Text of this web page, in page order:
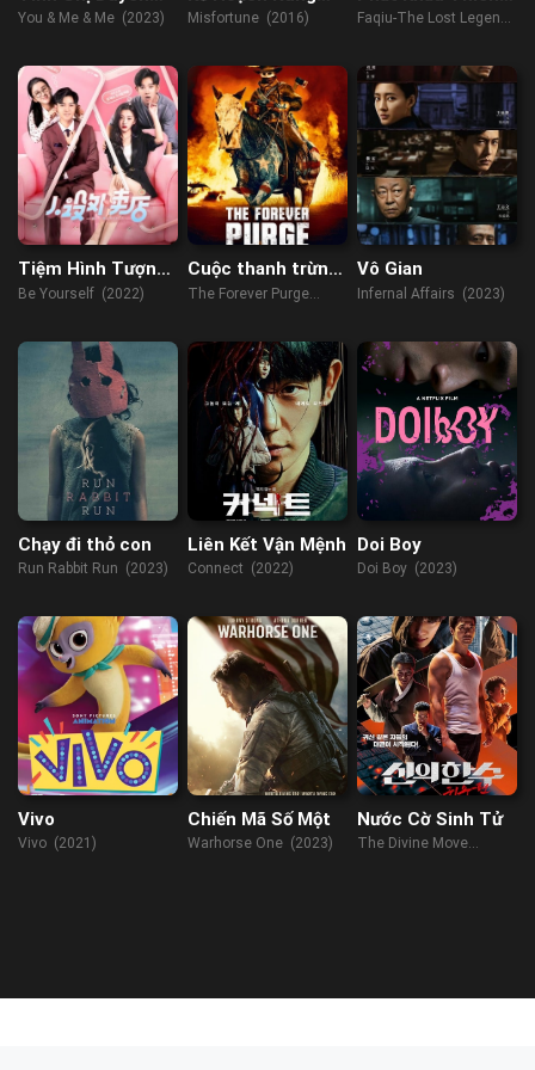
Em
You & Me & Me (2023)
Rợn
Misfortune (2016)
Quan: Di Tích Côn
Faqiu-The Lost Legend
Tiệm Hình Tượng
Take-away
Be Yourself (2022)
Cuộc thanh trừng
vĩnh viễn
The Forever Purge
Vô Gian
Infernal Affairs (2023)
Chạy đi thỏ con
Run Rabbit Run (2023)
Liên Kết Vận Mệnh
Connect (2022)
Doi Boy
Doi Boy (2023)
Vivo
Vivo (2021)
Chiến Mã Số Một
Warhorse One (2023)
Nước Cờ Sinh Tử
The Divine Move